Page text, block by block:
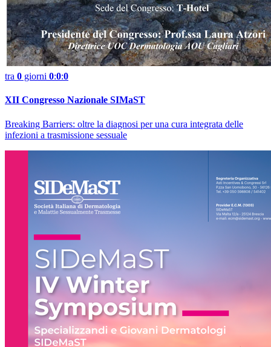
tra 0 giorni 0:0:0
XII Congresso Nazionale SIMaST
Breaking Barriers: oltre la diagnosi per una cura integrata delle
infezioni a trasmissione sessuale